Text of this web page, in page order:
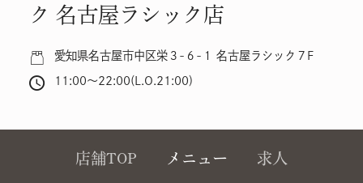
ク 名古屋ラシック店
愛知県名古屋市中区栄３-６-１ 名古屋ラシック７F
11:00～22:00(L.O.21:00)
店舗TOP メニュー 求人